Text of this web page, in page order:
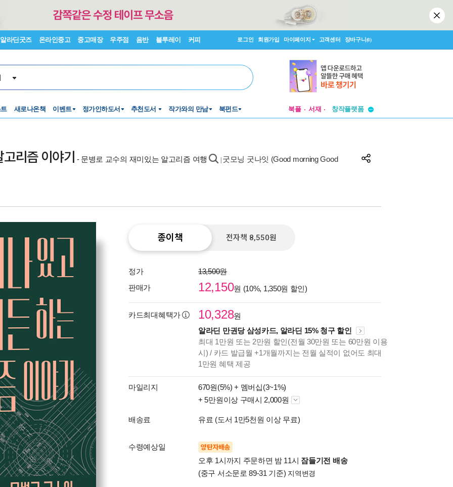
알라딘굿즈 온라인중고 중고매장 우주점 음반 블루레이 커피 로그인 회원가입 마이페이지 고객센터 장바구니(0)
새로나온책 이벤트 정가인하도서 추천도서 작가와의 만남 북펀드 북플 서재
창작플랫폼
리즘 이야기 - 문병로 교수의 재미있는 알고리즘 여행 굿모닝 굿나잇 (Good morning Good
종이책 전자책 8,550원
정가
13,500원
판매가
12,150원 (10%, 1,350원 할인)
카드최대혜택가 10,328원
알라딘 만권당 삼성카드, 알라딘 15% 청구 할인
최대 1만원 또는 2만원 할인(전월 30만원 또는 60만원 이용
시) / 카드 발급월 +1개월까지는 전월 실적이 없어도 최대
1만원 혜택 제공
마일리지 670원(5%) + 멤버십(3~1%)
+ 5만원이상 구매시 2,000원
배송료 유료 (도서 1만5천원 이상 무료)
수령예상일 양탄자배송
오후 1시까지 주문하면 밤 11시 잠들기전 배송
(중구 서소문로 89-31 기준) 지역변경